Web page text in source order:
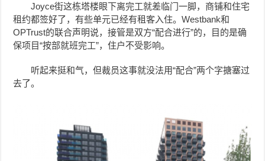
Joyce街这栋塔楼眼下离完工就差临门一脚，商铺和住宅
租约都签好了，有些单元已经有租客入住。Westbank和
OPTrust的联合声明说，接管是双方“配合进行”的，目的是确
保项目“按部就班完工”，住户不受影响。
听起来挺和气，但裁员这事就没法用“配合”两个字搪塞过
去了。